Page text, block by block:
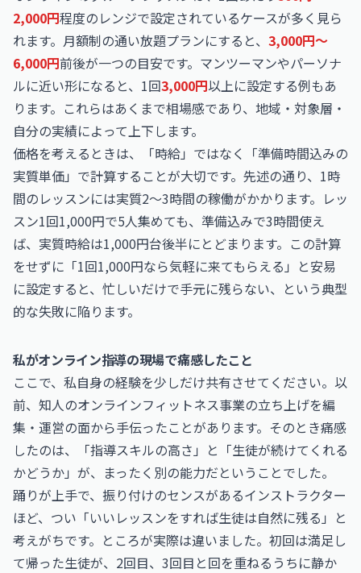
2,000円程度のレンジで設定されているケースが多く見ら
れます。月額制の通い放題プランにすると、 3,000円〜
6,000円前後が一つの目安です。マンツーマンやパーソナ
ルに近い形になると、1回3,000円以上に設定する例もあ
ります。これらはあくまで相場感であり、地域・対象層・
自分の実績によって上下します。
価格を考えるときは、「時給」ではなく「準備時間込みの
実質単価」で計算することが大切です。先述の通り、1時
間のレッスンには実質2〜3時間の稼働がかかります。レッ
スン1回1,000円で5人集めても、準備込みで3時間使え
ば、実質時給は1,000円台後半にとどまります。この計算
をせずに「1回1,000円なら気軽に来てもらえる」と安易
に設定すると、忙しいだけで手元に残らない、という典型
的な失敗に陥ります。
私がオンライン指導の現場で痛感したこと
ここで、私自身の経験を少しだけ共有させてください。以
前、知人のオンラインフィットネス事業の立ち上げを編
集・運営の面から手伝ったことがあります。そのとき痛感
したのは、「指導スキルの高さ」と「生徒が続けてくれる
かどうか」が、まったく別の能力だということでした。
踊りが上手で、振り付けのセンスがあるインストラクター
ほど、つい「いいレッスンをすれば生徒は自然に残る」と
考えがちです。ところが実際は違いました。初回は満足し
て帰った生徒が、2回目、3回目と回を重ねるうちに静か